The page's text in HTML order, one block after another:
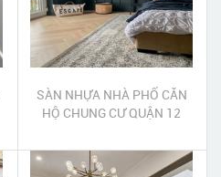
SÀN NHỰA NHÀ PHỐ CĂN
HỘ CHUNG CƯ QUẬN 12